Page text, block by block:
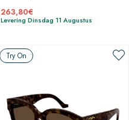
263,80€
Levering Dinsdag 11 Augustus
Try On